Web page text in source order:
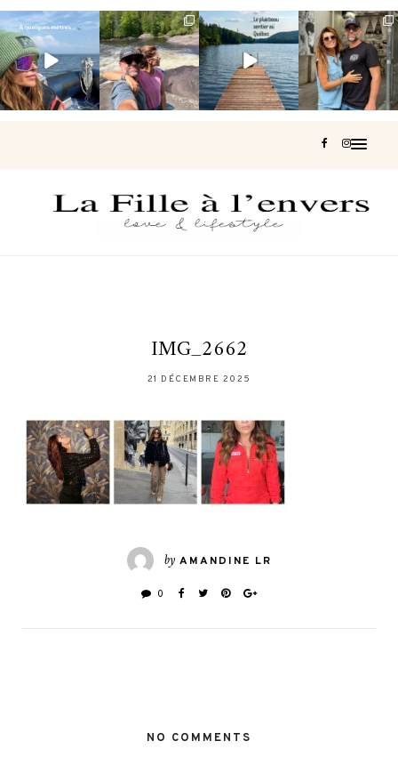
Voir une baleine
en photo, c’est
impressionnant
🐋...
Les Laurentides,
le Québec
version nature.
...
Et si je te disais
qu’il existe un
sentier où tu...
127 37
Montréal, une
très belle
surprise 🇨🇦
453
IMG_2662
21 DÉCEMBRE 2025
by AMANDINE LR
0
NO COMMENTS